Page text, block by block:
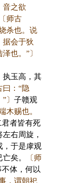
音之欲
〔师古
杀也。说
据会于狄
也。”〕
玉高，其
曰：“隐
〕 子赣观
木赐也。
君者皆有死
右周旋，
，于是虖观
矣。
〔师
不体，何以
，谓朝祀